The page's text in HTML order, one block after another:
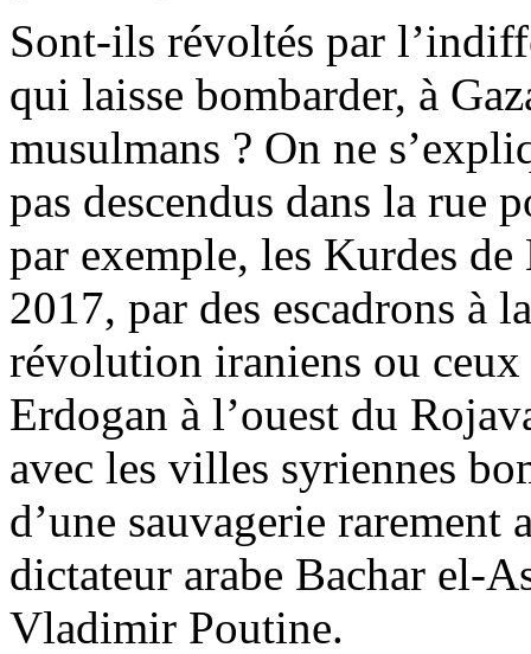
Sont-ils révoltés par
qui laisse bombarder, à
musulmans ? On ne
pas descendus dans la rue
par exemple, les Kurdes de
2017, par des escadrons à
révolution iraniens ou ceux
Erdogan à l’ouest du
avec les villes syriennes
d’une sauvagerie
dictateur arabe Bachar el-
Vladimir Poutine.